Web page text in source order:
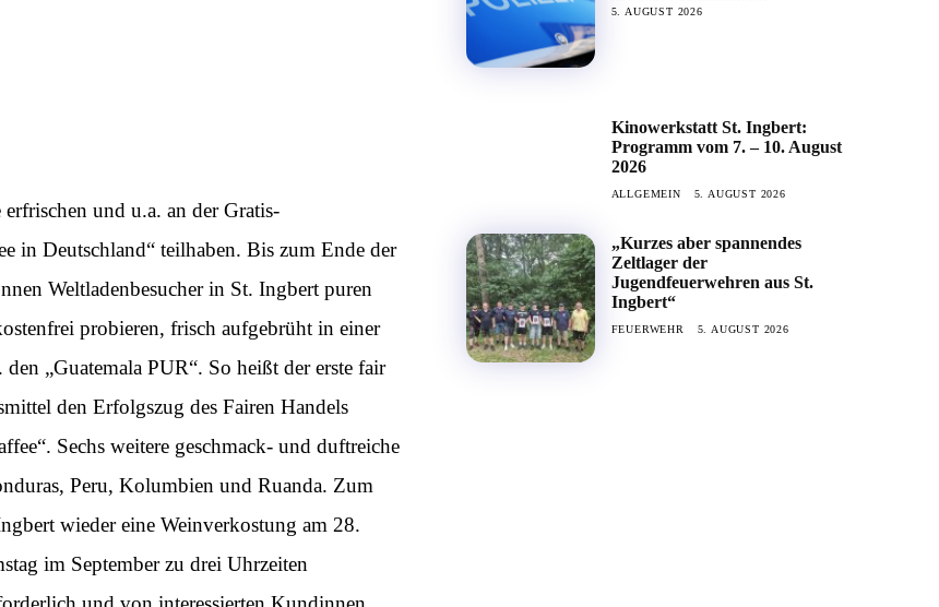
und u.a. an der Gratis-
in Deutschland“ teilhaben. Bis zum Ende der
Weltladenbesucher in St. Ingbert puren
probieren, frisch aufgebrüht in einer
„Guatemala PUR“. So heißt der erste fair
den Erfolgszug des Fairen Handels
Sechs weitere geschmack- und duftreiche
Peru, Kolumbien und Ruanda. Zum
wieder eine Weinverkostung am 28.
im September zu drei Uhrzeiten
5. AUGUST 2026
Kinowerkstatt St. Ingbert:
Programm vom 7. – 10. August
2026
ALLGEMEIN 5. AUGUST 2026
„Kurzes aber spannendes
Zeltlager der
Jugendfeuerwehren aus St.
Ingbert“
FEUERWEHR 5. AUGUST 2026